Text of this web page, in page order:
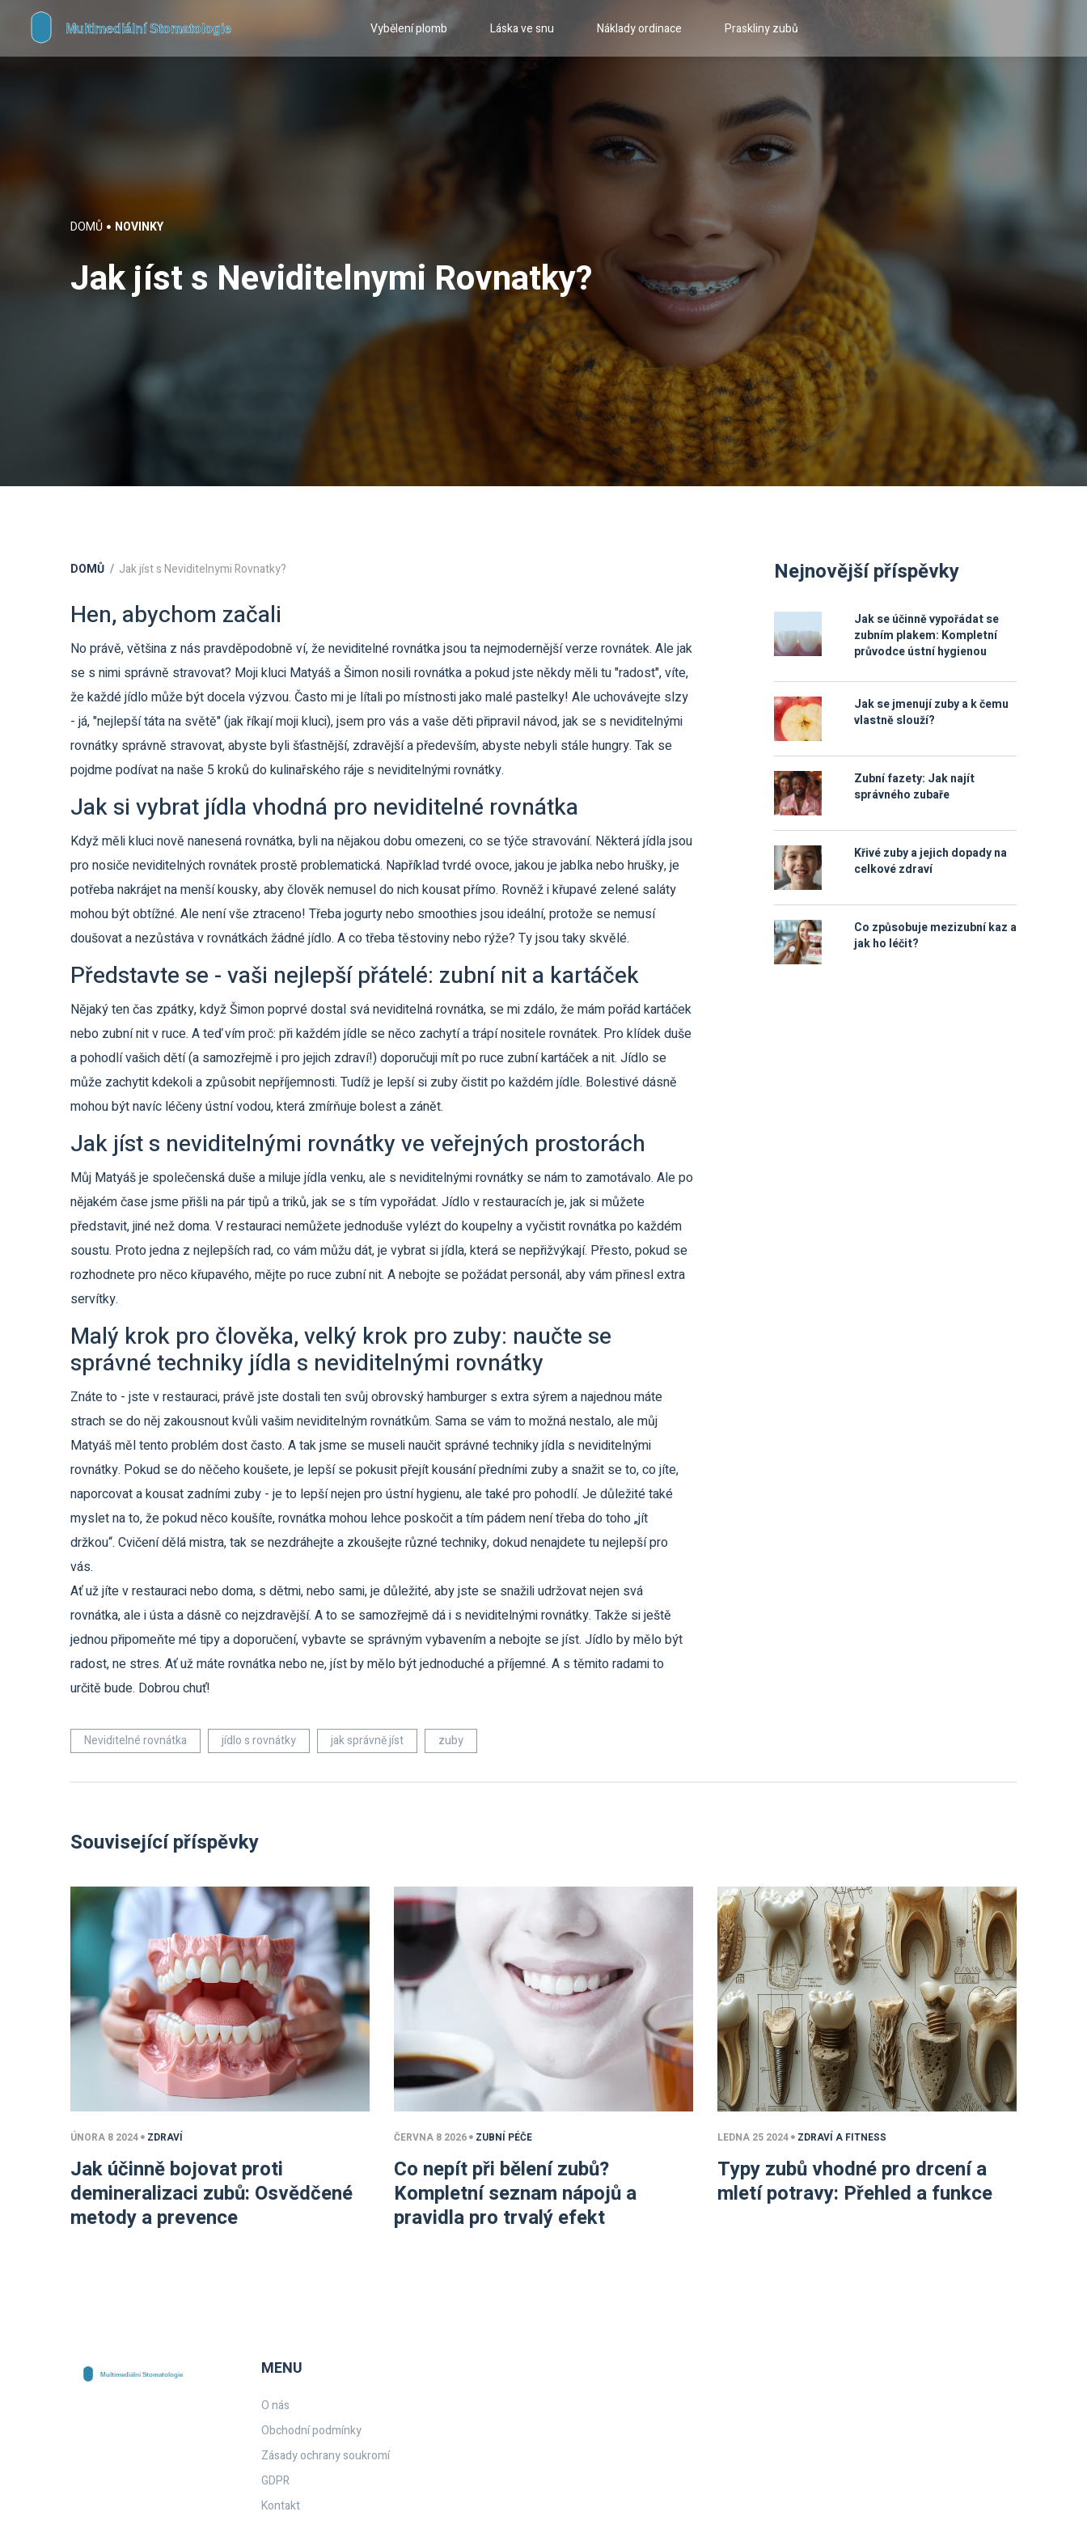
Vybělení plomb Láska ve snu Náklady ordinace Praskliny zubů
DOMŮ NOVINKY
Jak jíst s Neviditelnymi Rovnatky?
DOMŮ Jak jíst s Neviditelnymi Rovnatky?
Hen, abychom začali
No právě, většina z nás pravděpodobně ví, že neviditelné rovnátka jsou ta nejmodernější verze rovnátek. Ale jak
se s nimi správně stravovat? Moji kluci Matyáš a Šimon nosili rovnátka a pokud jste někdy měli tu "radost", víte,
že každé jídlo může být docela výzvou. Často mi je lítali po místnosti jako malé pastelky! Ale uchovávejte slzy
- já, "nejlepší táta na světě" (jak říkají moji kluci), jsem pro vás a vaše děti připravil návod, jak se s neviditelnými
rovnátky správně stravovat, abyste byli šťastnější, zdravější a především, abyste nebyli stále hungry. Tak se
pojdme podívat na naše 5 kroků do kulinařského ráje s neviditelnými rovnátky.
Jak si vybrat jídla vhodná pro neviditelné rovnátka
Když měli kluci nově nanesená rovnátka, byli na nějakou dobu omezeni, co se týče stravování. Některá jídla jsou
pro nosiče neviditelných rovnátek prostě problematická. Například tvrdé ovoce, jakou je jablka nebo hrušky, je
potřeba nakrájet na menší kousky, aby člověk nemusel do nich kousat přímo. Rovněž i křupavé zelené saláty
mohou být obtížné. Ale není vše ztraceno! Třeba jogurty nebo smoothies jsou ideální, protože se nemusí
doušovat a nezůstáva v rovnátkách žádné jídlo. A co třeba těstoviny nebo rýže? Ty jsou taky skvělé.
Představte se - vaši nejlepší přátelé: zubní nit a kartáček
Nějaký ten čas zpátky, když Šimon poprvé dostal svá neviditelná rovnátka, se mi zdálo, že mám pořád kartáček
nebo zubní nit v ruce. A teď vím proč: při každém jídle se něco zachytí a trápí nositele rovnátek. Pro klídek duše
a pohodlí vašich dětí (a samozřejmě i pro jejich zdraví!) doporučuji mít po ruce zubní kartáček a nit. Jídlo se
může zachytit kdekoli a způsobit nepříjemnosti. Tudíž je lepší si zuby čistit po každém jídle. Bolestivé dásně
mohou být navíc léčeny ústní vodou, která zmírňuje bolest a zánět.
Jak jíst s neviditelnými rovnátky ve veřejných prostorách
Můj Matyáš je společenská duše a miluje jídla venku, ale s neviditelnými rovnátky se nám to zamotávalo. Ale po
nějakém čase jsme přišli na pár tipů a triků, jak se s tím vypořádat. Jídlo v restauracích je, jak si můžete
představit, jiné než doma. V restauraci nemůžete jednoduše vylézt do koupelny a vyčistit rovnátka po každém
soustu. Proto jedna z nejlepších rad, co vám můžu dát, je vybrat si jídla, která se nepřižvýkají. Přesto, pokud se
rozhodnete pro něco křupavého, mějte po ruce zubní nit. A nebojte se požádat personál, aby vám přinesl extra
servítky.
Malý krok pro člověka, velký krok pro zuby: naučte se
správné techniky jídla s neviditelnými rovnátky
Znáte to - jste v restauraci, právě jste dostali ten svůj obrovský hamburger s extra sýrem a najednou máte
strach se do něj zakousnout kvůli vašim neviditelným rovnátkům. Sama se vám to možná nestalo, ale můj
Matyáš měl tento problém dost často. A tak jsme se museli naučit správné techniky jídla s neviditelnými
rovnátky. Pokud se do něčeho koušete, je lepší se pokusit přejít kousání předními zuby a snažit se to, co jíte,
naporcovat a kousat zadními zuby - je to lepší nejen pro ústní hygienu, ale také pro pohodlí. Je důležité také
myslet na to, že pokud něco koušíte, rovnátka mohou lehce poskočit a tím pádem není třeba do toho „jít
držkou“. Cvičení dělá mistra, tak se nezdráhejte a zkoušejte různé techniky, dokud nenajdete tu nejlepší pro
vás.
Ať už jíte v restauraci nebo doma, s dětmi, nebo sami, je důležité, aby jste se snažili udržovat nejen svá
rovnátka, ale i ústa a dásně co nejzdravější. A to se samozřejmě dá i s neviditelnými rovnátky. Takže si ještě
jednou připomeňte mé tipy a doporučení, vybavte se správným vybavením a nebojte se jíst. Jídlo by mělo být
radost, ne stres. Ať už máte rovnátka nebo ne, jíst by mělo být jednoduché a příjemné. A s těmito radami to
určitě bude. Dobrou chuť!
Neviditelné rovnátka jídlo s rovnátky jak správně jíst zuby
Nejnovější příspěvky
Jak se účinně vypořádat se
zubním plakem: Kompletní
průvodce ústní hygienou
Jak se jmenují zuby a k čemu
vlastně slouží?
Zubní fazety: Jak najít
správného zubaře
Křivé zuby a jejich dopady na
celkové zdraví
Co způsobuje mezizubní kaz a
jak ho léčit?
Související příspěvky
ÚNORA 8 2024 ZDRAVÍ
Jak účinně bojovat proti
demineralizaci zubů: Osvědčené
metody a prevence
ČERVNA 8 2026 ZUBNÍ PÉČE
Co nepít při bělení zubů?
Kompletní seznam nápojů a
pravidla pro trvalý efekt
LEDNA 25 2024 ZDRAVÍ A FITNESS
Typy zubů vhodné pro drcení a
mletí potravy: Přehled a funkce
MENU
O nás
Obchodní podmínky
Zásady ochrany soukromí
GDPR
Kontakt